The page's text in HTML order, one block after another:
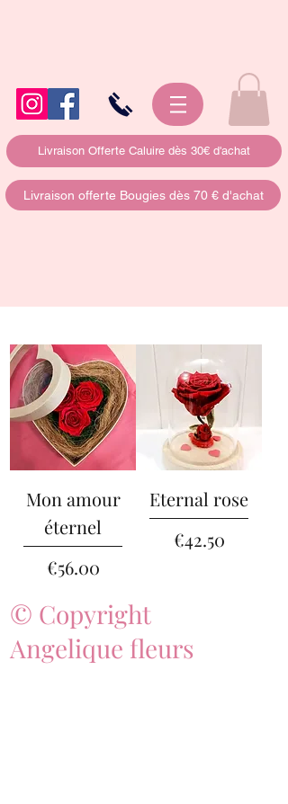
Livraison Offerte Caluire dès 30€ d'achat
Livraison offerte Bougies dès 70 € d'achat
Mon amour
éternel
Price
€56.00
Eternal rose
Price
€42.50
© Copyright
Angelique fleurs